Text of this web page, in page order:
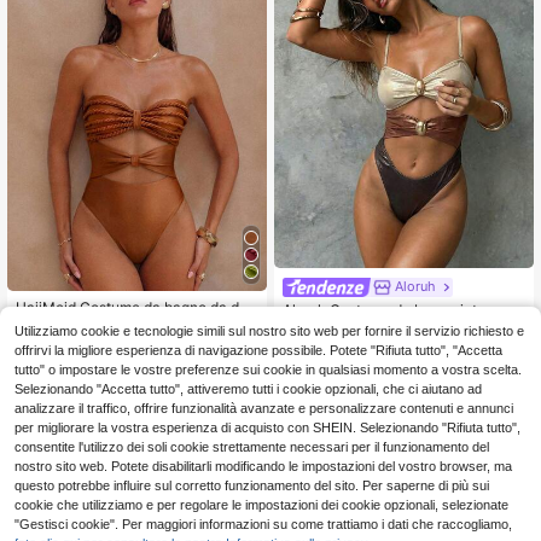
HaiiMeid Costume da bagno da don
na a tinta unita con spalline sottili st
accabili, vita alta, ritagli, design intr
ecciato, schiena scoperta con lacc
i, bikini per vacanze, spiaggia e est
ate
11.98€
Aloruh
Aloruh Costume da bagno intero nu
ovo e luccicante in stile metallico, o
utfit elegante da festa con design c
ut-out e decorazione con fibbia in
metallo, adatto per spiaggia, resort
e outfit estivi per donne
10 left
8.39€
Utilizziamo cookie e tecnologie simili sul nostro sito web per fornire il servizio richiesto e
offrirvi la migliore esperienza di navigazione possibile. Potete "Rifiuta tutto", "Accetta
tutto" o impostare le vostre preferenze sui cookie in qualsiasi momento a vostra scelta.
Selezionando "Accetta tutto", attiveremo tutti i cookie opzionali, che ci aiutano ad
analizzare il traffico, offrire funzionalità avanzate e personalizzare contenuti e annunci
per migliorare la vostra esperienza di acquisto con SHEIN. Selezionando "Rifiuta tutto",
consentite l'utilizzo dei soli cookie strettamente necessari per il funzionamento del
nostro sito web. Potete disabilitarli modificando le impostazioni del vostro browser, ma
questo potrebbe influire sul corretto funzionamento del sito. Per saperne di più sui
cookie che utilizziamo e per regolare le impostazioni dei cookie opzionali, selezionate
"Gestisci cookie". Per maggiori informazioni su come trattiamo i dati che raccogliamo,